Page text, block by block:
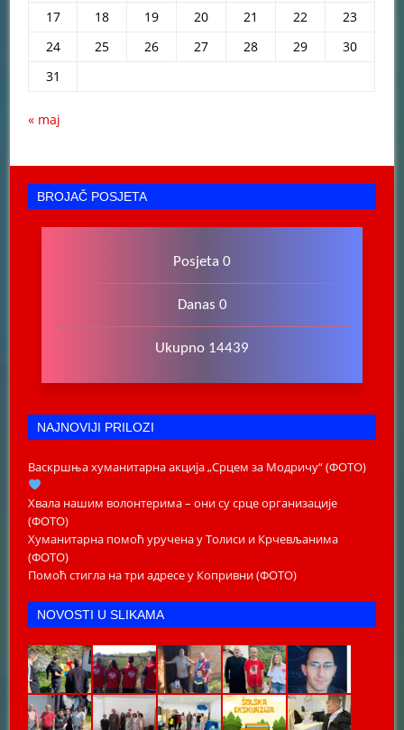
17
18 19 20 21 22
23
24
25 26 27 28 29
30
31
« maj
BROJAČ POSJETA
Posjeta 0
Danas 0
Ukupno 14439
NAJNOVIJI PRILOZI
Васкршња хуманитарна акција „Срцем за Модричу“ (ФОТО)
Хвала нашим волонтерима – они су срце организације
(ФОТО)
Хуманитарна помоћ уручена у Толиси и Крчевљанима
(ФОТО)
Помоћ стигла на три адресе у Копривни (ФОТО)
NOVOSTI U SLIKAMA